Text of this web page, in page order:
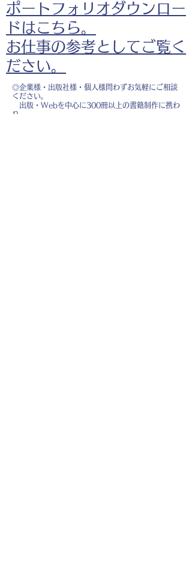
ポートフォリオダウンロー
ドはこちら。
お仕事の参考としてご覧く
ださい。
◎企業様・出版社様・個人様問わずお気軽にご相談
ください。
出版・Webを中心に300冊以上の書籍制作に携わ
り、